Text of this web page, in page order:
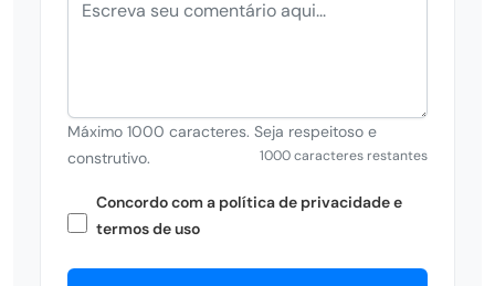
Máximo 1000 caracteres. Seja respeitoso e
construtivo.
1000 caracteres restantes
Concordo com a política de privacidade e
termos de uso